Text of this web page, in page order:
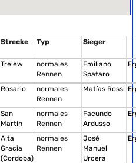
Strecke Typ Sieger
Trelew
normales
Rennen
Emiliano
Spataro
Rosario
normales
Rennen
Matías Rossi
San
Martín
normales
Rennen
Facundo
Ardusso
Alta
Gracia
(Cordoba)
normales
Rennen
José
Manuel
Urcera